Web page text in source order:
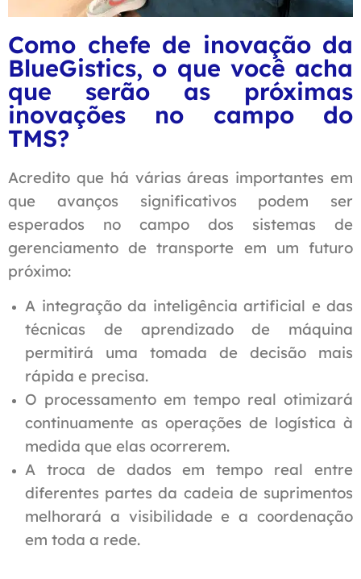
Como chefe de inovação da
BlueGistics, o que você acha
que serão as próximas
inovações no campo do
TMS?
Acredito que há várias áreas importantes em
que avanços significativos podem ser
esperados no campo dos sistemas de
gerenciamento de transporte em um futuro
próximo:
A integração da inteligência artificial e das
técnicas de aprendizado de máquina
permitirá uma tomada de decisão mais
rápida e precisa.
O processamento em tempo real otimizará
continuamente as operações de logística à
medida que elas ocorrerem.
A troca de dados em tempo real entre
diferentes partes da cadeia de suprimentos
melhorará a visibilidade e a coordenação
em toda a rede.